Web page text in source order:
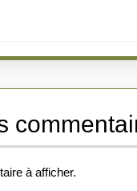
à afficher.